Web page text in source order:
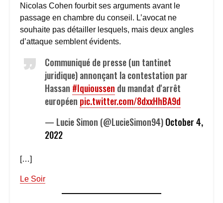
Nicolas Cohen fourbit ses arguments avant le
passage en chambre du conseil. L’avocat ne
souhaite pas détailler lesquels, mais deux angles
d’attaque semblent évidents.
Communiqué de presse (un tantinet
juridique) annonçant la contestation par
Hassan #Iquioussen du mandat d'arrêt
européen pic.twitter.com/8dxxHhBA9d
— Lucie Simon (@LucieSimon94)October 4,
2022
[…]
Le Soir